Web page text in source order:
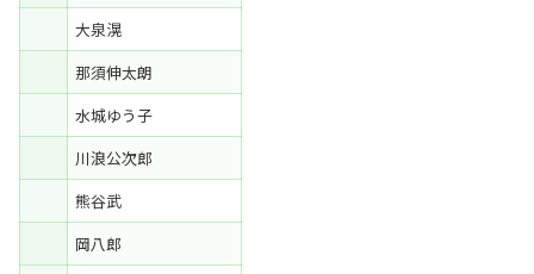
大泉滉
那須伸太朗
水城ゆう子
川浪公次郎
熊谷武
岡八郎